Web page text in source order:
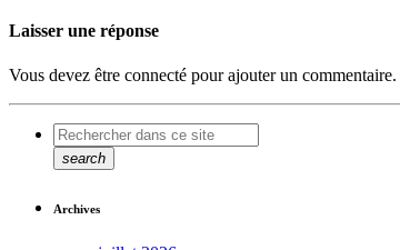
Laisser une réponse
Vous devez être connecté pour ajouter un commentaire.
search
Archives